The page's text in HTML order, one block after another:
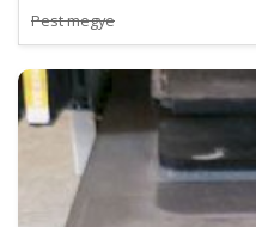
Pest megye